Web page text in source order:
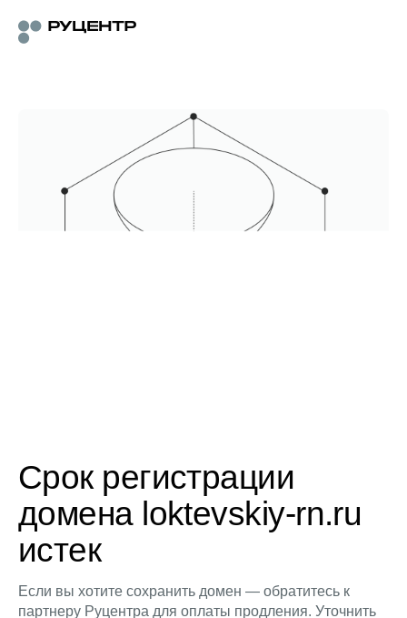
Срок регистрации
домена loktevskiy-rn.ru
истек
Если вы хотите сохранить домен — обратитесь к
партнеру Руцентра для оплаты продления. Уточнить